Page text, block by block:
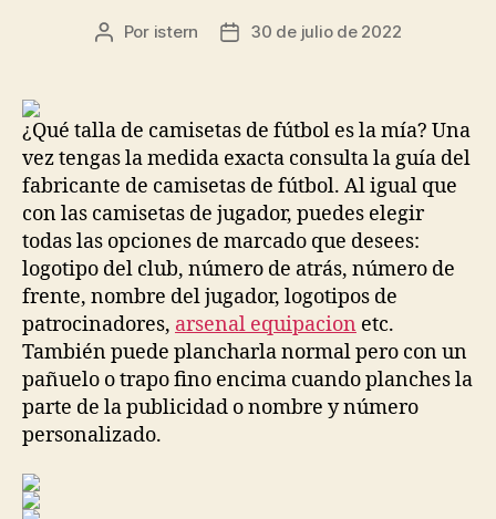
Autor
Por istern
Fecha30 de julio de 2022
¿Qué talla de camisetas de fútbol es la mía? Una
vez tengas la medida exacta consulta la guía del
fabricante de camisetas de fútbol. Al igual que
con las camisetas de jugador, puedes elegir
todas las opciones de marcado que desees:
logotipo del club, número de atrás, número de
frente, nombre del jugador, logotipos de
patrocinadores, arsenal equipacion etc.
También puede plancharla normal pero con un
pañuelo o trapo fino encima cuando planches la
parte de la publicidad o nombre y número
personalizado.